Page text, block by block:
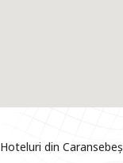
Hoteluri din Caransebeș